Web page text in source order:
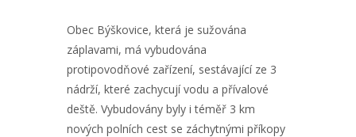
Obec Býškovice, která je sužována
záplavami, má vybudována
protipovodňové zařízení, sestávající ze 3
nádrží, které zachycují vodu a přívalové
deště. Vybudovány byly i téměř 3 km
nových polních cest se záchytnými příkopy